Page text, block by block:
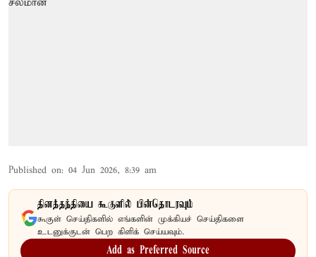
Published on: 04 Jun 2026, 8:39 am
தினத்தந்தியை கூகுளில் பின்தொடரவும்
கூகுள் செய்திகளில் எங்களின் முக்கியச் செய்திகளை
உடனுக்குடன் பெற கிளிக் செய்யவும்.
Add as Preferred Source